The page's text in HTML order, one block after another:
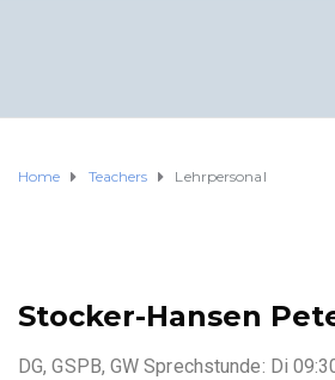
Home Teachers Lehrpersonal
Stocker-Hansen
DG, GSPB, GW Sprechstunde: Di